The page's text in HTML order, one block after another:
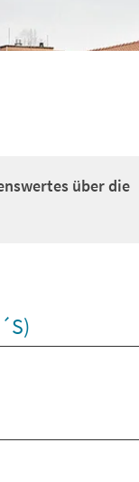
über die